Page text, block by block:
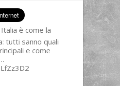
è come la
tutti sanno quali
e come